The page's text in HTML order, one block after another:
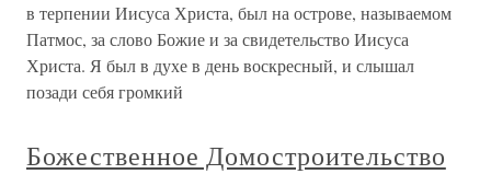
в терпении Иисуса Христа, был на острове, называемом
Патмос, за слово Божие и за свидетельство Иисуса
Христа. Я был в духе в день воскресный, и слышал
позади себя громкий
Божественное Домостроительство